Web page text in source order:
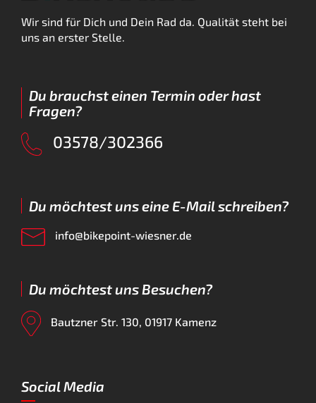
Wir sind für Dich und Dein Rad da. Qualität steht bei
uns an erster Stelle.
Du brauchst einen Termin oder hast
Fragen?
03578/302366
Du möchtest uns eine E-Mail schreiben?
info@bikepoint-wiesner.de
Du möchtest uns Besuchen?
Bautzner Str. 130, 01917 Kamenz
Social Media